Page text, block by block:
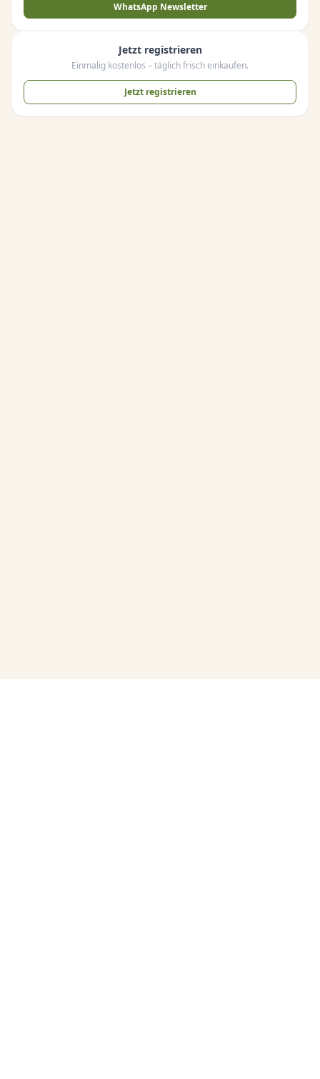
WhatsApp Newsletter
Jetzt registrieren
Einmalig kostenlos – täglich frisch einkaufen.
Jetzt registrieren